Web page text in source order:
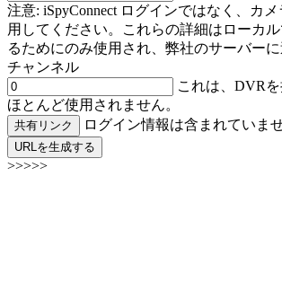
注意: iSpyConnect ログインではなく、カ
用してください。これらの詳細はローカ
るためにのみ使用され、弊社のサーバーに
チャンネル
これは、DVR
ほとんど使用されません。
共有リンク ログイン情報は含まれていま
URLを生成する
>>>>>